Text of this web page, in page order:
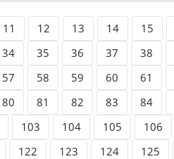
11 12 13 14 15
34 35 36 37 38
57 58 59 60 61
80 81 82 83 84
103 104 105 106
122 123 124 125